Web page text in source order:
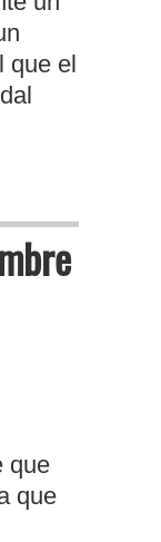
que el
que
que